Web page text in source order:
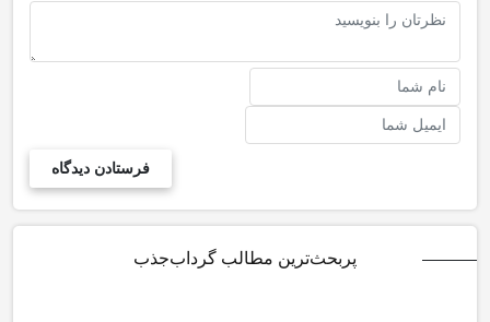
پربحث‌ترین مطالب گرداب‌جذب